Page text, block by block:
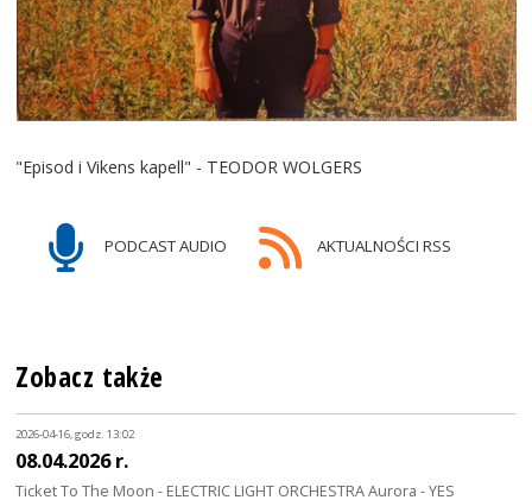
"Episod i Vikens kapell" - TEODOR WOLGERS
PODCAST AUDIO AKTUALNOŚCI RSS
Zobacz także
2026-04-16, godz. 13:02
08.04.2026 r.
Ticket To The Moon - ELECTRIC LIGHT ORCHESTRA Aurora - YES